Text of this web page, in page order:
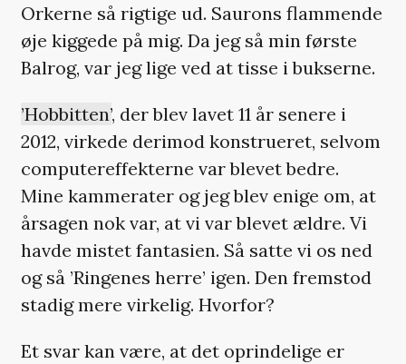
Orkerne så rigtige ud. Saurons flammende
øje kiggede på mig. Da jeg så min første
Balrog, var jeg lige ved at tisse i bukserne.
’Hobbitten’, der blev lavet 11 år senere i
2012, virkede derimod konstrueret, selvom
computereffekterne var blevet bedre.
Mine kammerater og jeg blev enige om, at
årsagen nok var, at vi var blevet ældre. Vi
havde mistet fantasien. Så satte vi os ned
og så ’Ringenes herre’ igen. Den fremstod
stadig mere virkelig. Hvorfor?
Et svar kan være, at det oprindelige er